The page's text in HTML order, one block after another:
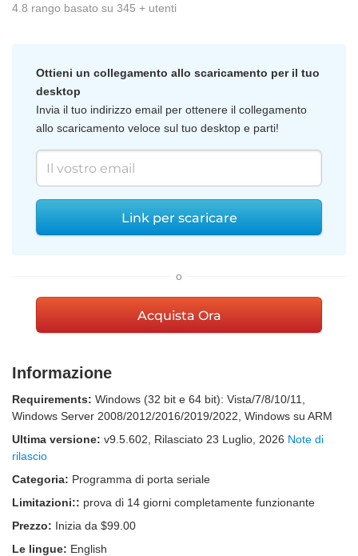
4.8 rango basato su 345 + utenti
Ottieni un collegamento allo scaricamento per il tuo
desktop
Invia il tuo indirizzo email per ottenere il collegamento
allo scaricamento veloce sul tuo desktop e parti!
Link per scaricare
o
Acquista Ora
Informazione
Requirements: Windows (32 bit e 64 bit): Vista/7/8/10/11,
Windows Server 2008/2012/2016/2019/2022, Windows su ARM
Ultima versione: v9.5.602 , Rilasciato 23 Luglio, 2026 Note di
rilascio
Categoria: Programma di porta seriale
Limitazioni:: prova di 14 giorni completamente funzionante
Prezzo: Inizia da $99.00
Le lingue: English